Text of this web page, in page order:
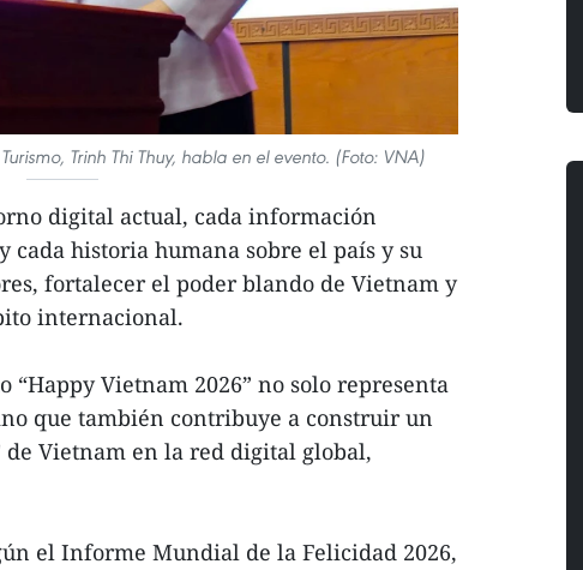
Trinh Thi Thuy, habla en el evento. (Foto: VNA)
digital actual, cada información
cada historia humana sobre el país y su
fortalecer el poder blando de Vietnam y
internacional.
“Happy Vietnam 2026” no solo representa
que también contribuye a construir un
Vietnam en la red digital global,
el Informe Mundial de la Felicidad 2026,